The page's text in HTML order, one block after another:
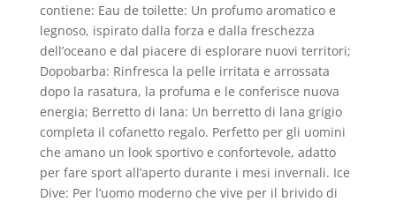
contiene: Eau de toilette: Un profumo aromatico e
legnoso, ispirato dalla forza e dalla freschezza
dell’oceano e dal piacere di esplorare nuovi territori;
Dopobarba: Rinfresca la pelle irritata e arrossata
dopo la rasatura, la profuma e le conferisce nuova
energia; Berretto di lana: Un berretto di lana grigio
completa il cofanetto regalo. Perfetto per gli uomini
che amano un look sportivo e confortevole, adatto
per fare sport all’aperto durante i mesi invernali. Ice
Dive: Per l’uomo moderno che vive per il brivido di